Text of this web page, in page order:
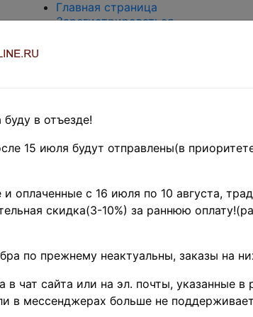
Главная страница
Зарегистрироваться
Оценка и покупка
Поиск по магазину
Главная
Филателия
»Европа»
марки
Австрия
в отъезде!
15 июля будут отправлены(в
оплаченные с 16 июля по 10 августа,
скидка(3-10%) за раннюю
по прежнему неактуальны, заказы на
чат сайта или на эл. почты, указанные в
в мессенджерах больше не